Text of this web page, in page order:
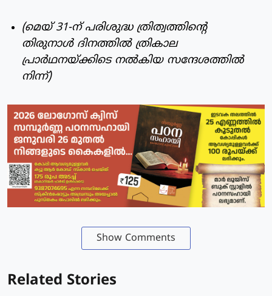
(മെയ് 31-ന് പരിശുദ്ധ ത്രിത്വത്തിന്റെ
തിരുനാള്‍ ദിനത്തില്‍ ത്രികാല
പ്രാർഥനയ്ക്കിടെ നല്‍കിയ സന്ദേശത്തില്‍
നിന്ന്)
Show Comments
Related Stories